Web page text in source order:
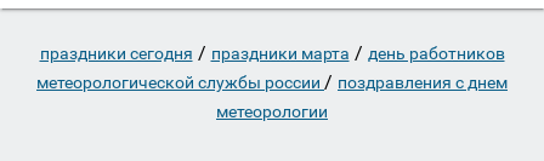
праздники сегодня / праздники марта / день работников
метеорологической службы россии / поздравления с днем
метеорологии